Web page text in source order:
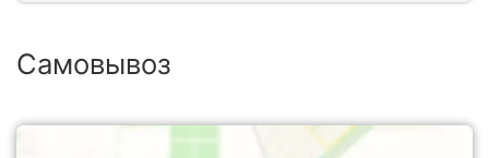
Самовывоз